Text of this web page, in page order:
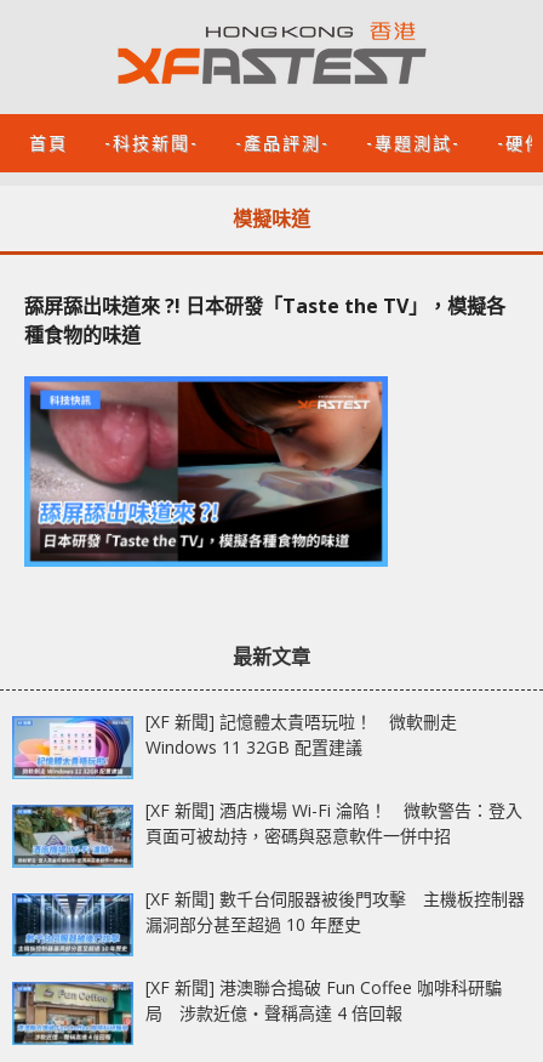
首頁 -科技新聞- -產品評測- -專題測試- -硬
模擬味道
舔屏舔出味道來 ?! 日本研發「Taste the TV」，模擬各
種食物的味道
最新文章
[XF 新聞] 記憶體太貴唔玩啦！ 微軟刪走
Windows 11 32GB 配置建議
[XF 新聞] 酒店機場 Wi-Fi 淪陷！ 微軟警告：登入
頁面可被劫持，密碼與惡意軟件一併中招
[XF 新聞] 數千台伺服器被後門攻擊 主機板控制器
漏洞部分甚至超過 10 年歷史
[XF 新聞] 港澳聯合搗破 Fun Coffee 咖啡科研騙
局 涉款近億‧聲稱高達 4 倍回報